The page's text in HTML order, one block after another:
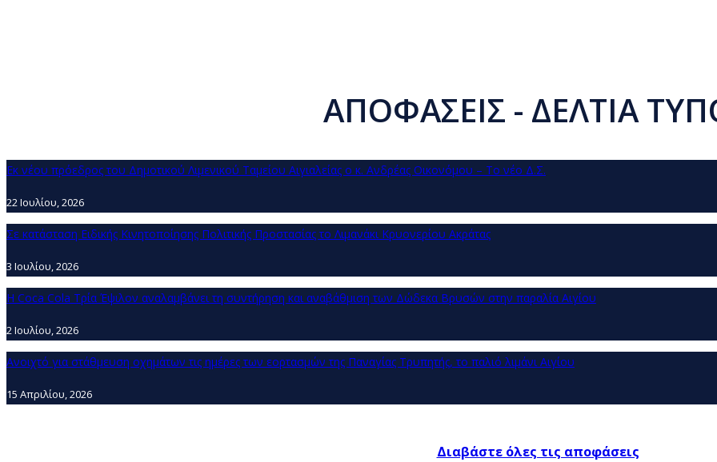
ΑΠΟΦΑΣΕΙΣ - ΔΕΛΤΙΑ
Εκ νέου πρόεδρος του Δημοτικού Λιμενικού Ταμείου Αιγιαλείας ο κ. Ανδρέας Οικονόμου – Το νέο Δ.Σ.
22 Ιουλίου, 2026
Σε κατάσταση Ειδικής Κινητοποίησης Πολιτικής Προστασίας το Λιμανάκι Κρυονερίου Ακράτας
3 Ιουλίου, 2026
Η Coca Cola Τρία Έψιλον αναλαμβάνει τη συντήρηση και αναβάθμιση των Δώδεκα Βρυσών στην παραλία Αιγίου
2 Ιουλίου, 2026
Ανοιχτό για στάθμευση οχημάτων τις ημέρες των εορτασμών της Παναγίας Τρυπητής, το παλιό λιμάνι Αιγίου
15 Απριλίου, 2026
Διαβάστε όλες τις αποφάσεις